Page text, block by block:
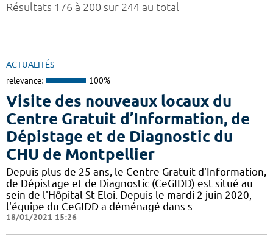
Résultats 176 à 200 sur 244 au total
ACTUALITÉS
relevance: 100%
Visite des nouveaux locaux du
Centre Gratuit d’Information, de
Dépistage et de Diagnostic du
CHU de Montpellier
Depuis plus de 25 ans, le Centre Gratuit d'Information,
de Dépistage et de Diagnostic (CeGIDD) est situé au
sein de l'Hôpital St Eloi. Depuis le mardi 2 juin 2020,
l'équipe du CeGIDD a déménagé dans s
18/01/2021 15:26